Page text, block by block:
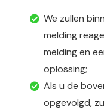
We zullen
melding
melding en
oplossing;
Als u de
opgevolgd,